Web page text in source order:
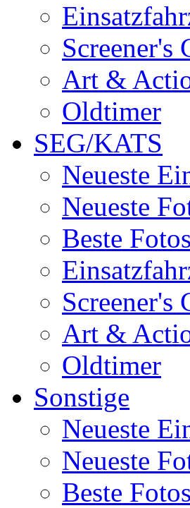
Screener's
Art &
Oldtimer
SEG/KATS
Neueste
Neueste
Beste Fotos
Screener's
Art &
Oldtimer
Sonstige
Neueste
Neueste
Beste Fotos